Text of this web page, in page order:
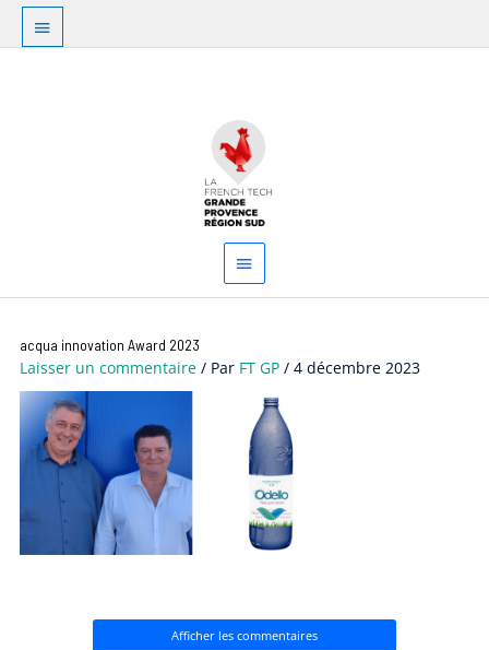
Aller
contenu
Au
dessus
principal
acqua innovation Award 2023
Laisser un commentaire / Par FT GP/4 décembre 2023
Afficher les commentaires
des
articles